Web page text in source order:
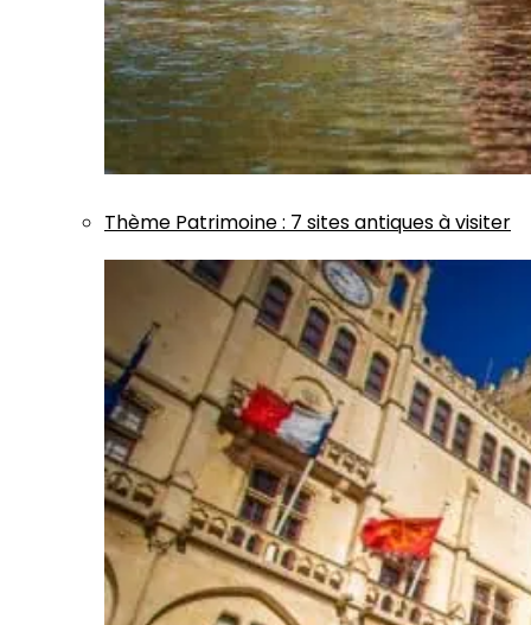
Thème Patrimoine: 7 sites antiques à visiter